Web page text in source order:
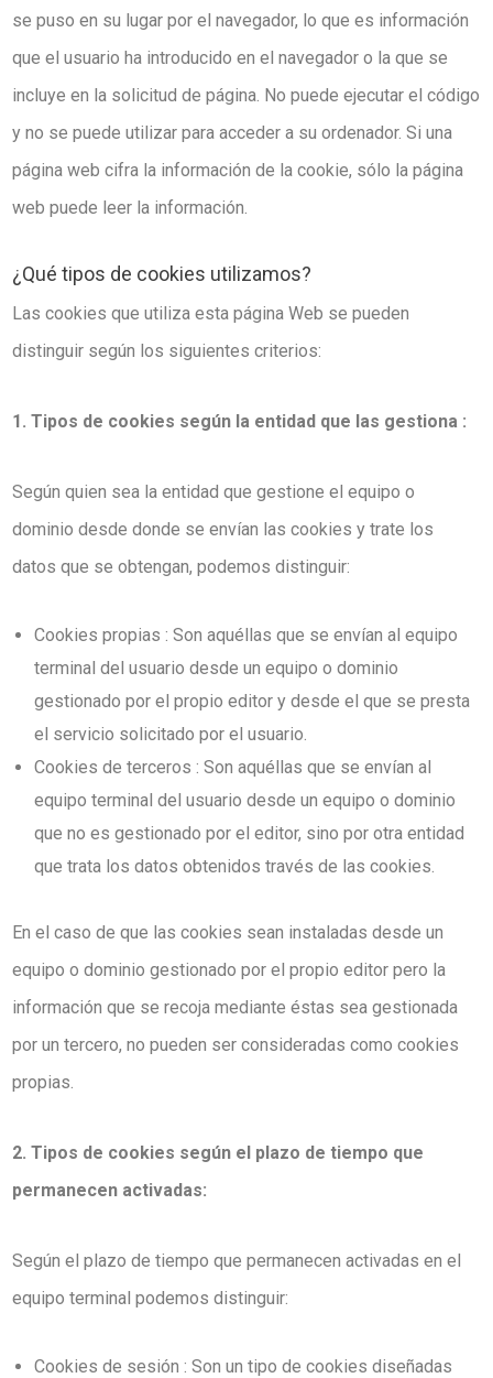
se puso en su lugar por el navegador, lo que es información
que el usuario ha introducido en el navegador o la que se
incluye en la solicitud de página. No puede ejecutar el código
y no se puede utilizar para acceder a su ordenador. Si una
página web cifra la información de la cookie, sólo la página
web puede leer la información.
¿Qué tipos de cookies utilizamos?
Las cookies que utiliza esta página Web se pueden
distinguir según los siguientes criterios:
1. Tipos de cookies según la entidad que las gestiona :
Según quien sea la entidad que gestione el equipo o
dominio desde donde se envían las cookies y trate los
datos que se obtengan, podemos distinguir:
Cookies propias : Son aquéllas que se envían al equipo
terminal del usuario desde un equipo o dominio
gestionado por el propio editor y desde el que se presta
el servicio solicitado por el usuario.
Cookies de terceros : Son aquéllas que se envían al
equipo terminal del usuario desde un equipo o dominio
que no es gestionado por el editor, sino por otra entidad
que trata los datos obtenidos través de las cookies.
En el caso de que las cookies sean instaladas desde un
equipo o dominio gestionado por el propio editor pero la
información que se recoja mediante éstas sea gestionada
por un tercero, no pueden ser consideradas como cookies
propias.
2. Tipos de cookies según el plazo de tiempo que
permanecen activadas:
Según el plazo de tiempo que permanecen activadas en el
equipo terminal podemos distinguir:
Cookies de sesión : Son un tipo de cookies diseñadas